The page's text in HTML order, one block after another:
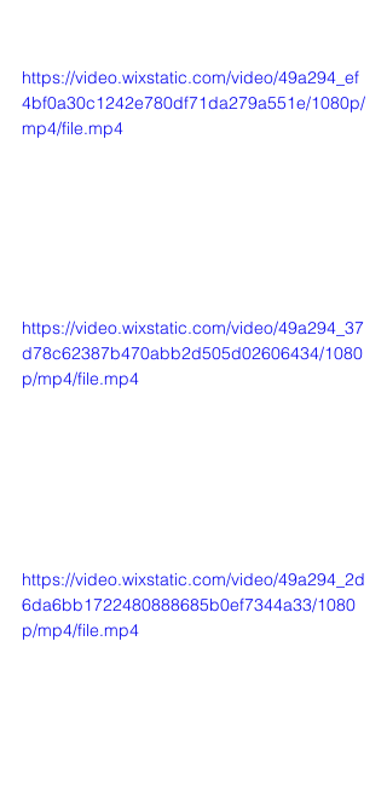
https://video.wixstatic.com/video/49a294_ef
4bf0a30c1242e780df71da279a551e/1080p/
mp4/file.mp4
https://video.wixstatic.com/video/49a294_37
d78c62387b470abb2d505d02606434/1080
p/mp4/file.mp4
https://video.wixstatic.com/video/49a294_2d
6da6bb1722480888685b0ef7344a33/1080
p/mp4/file.mp4